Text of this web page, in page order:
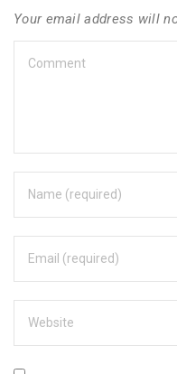
Your email address will